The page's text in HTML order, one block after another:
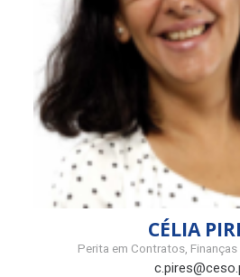
CÉLIA
Perita em Contratos,